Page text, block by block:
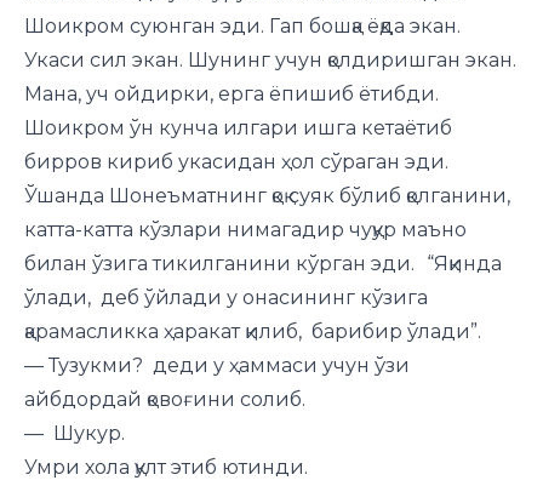
Шоикром суюнган эди. Гап бошқа ёқда экан.
Укаси сил экан. Шунинг учун қолдиришган экан.
Мана, уч ойдирки, ерга ёпишиб ётибди.
Шоикром ўн кунча илгари ишга кетаётиб
бирров кириб укасидан ҳол сўраган эди.
Ўшанда Шонеъматнинг қоқ суяк бўлиб қолганини,
катта-катта кўзлари нимагадир чуқур маъно
билан ўзига тикилганини кўрган эди. “Яқинда
ўлади, деб ўйлади у онасининг кўзига
қарамасликка ҳаракат қилиб, барибир ўлади”.
— Тузукми? деди у ҳаммаси учун ўзи
айбдордай қовоғини солиб.
— Шукур.
Умри хола қулт этиб ютинди.